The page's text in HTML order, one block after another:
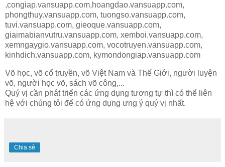
,congiap.vansuapp.com,hoangdao.vansuapp.com,
phongthuy.vansuapp.com, tuongso.vansuapp.com,
tuvi.vansuapp.com, gieoque.vansuapp.com,
giaimabianvutru.vansuapp.com, xemboi.vansuapp.com,
xemngaygio.vansuapp.com, vocotruyen.vansuapp.com,
kinhdich.vansuapp.com, kymondongiap.vansuapp.com
Võ học, võ cổ truyền, võ Việt Nam và Thế Giới, người luyện
võ, người học võ, sách võ công,...
Quý vị cần phát triển các ứng dụng tương tự thì có thể liên
hệ với chúng tôi để có ứng dụng ưng ý quý vị nhất.
Chia sẻ